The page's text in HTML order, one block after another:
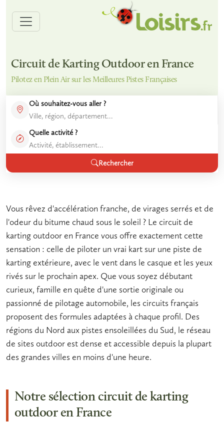
Circuit de Karting Outdoor en France
Pilotez en Plein Air sur les Meilleures Pistes Françaises
Où souhaitez-vous aller ?
Quelle activité ?
Rechercher
Vous rêvez d'accélération franche, de virages serrés et de
l'odeur du bitume chaud sous le soleil ? Le circuit de
karting outdoor en France vous offre exactement cette
sensation : celle de piloter un vrai kart sur une piste de
karting extérieure, avec le vent dans le casque et les yeux
rivés sur le prochain apex. Que vous soyez débutant
curieux, famille en quête d'une sortie originale ou
passionné de pilotage automobile, les circuits français
proposent des formules adaptées à chaque profil. Des
régions du Nord aux pistes ensoleillées du Sud, le réseau
de sites outdoor est dense et accessible depuis la plupart
des grandes villes en moins d'une heure.
Notre sélection circuit de karting
outdoor en France